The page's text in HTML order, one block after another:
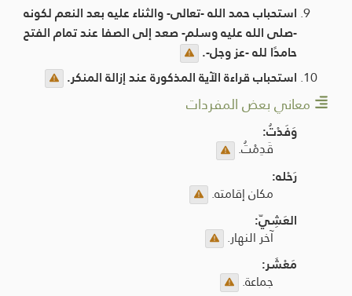
استحباب حمد الله -تعالى- والثناء عليه بعد النعم لكونه
-صلى الله عليه وسلم- صعد إلى الصفا عند تمام الفتح
حامدًا لله -عز وجل-.
استحباب قراءة الآية المذكورة عند إزالة المنكر.
معاني بعض المفردات
وَفَدْتُ:
قَدِمْتُ.
رَحْله:
مكان إقامته.
العَشِيّ:
آخر النهار.
مَعْشَر:
جماعة.